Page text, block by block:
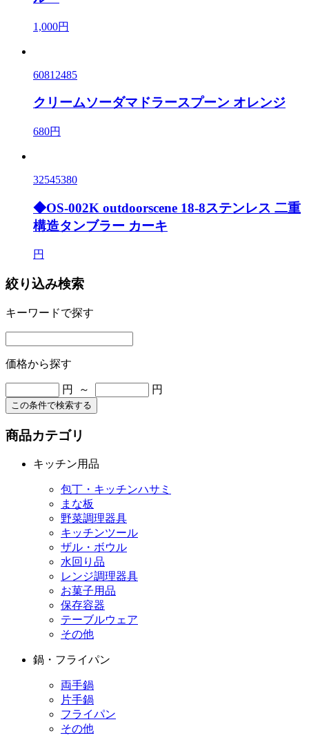
1,000円
60812485
クリームソーダマドラースプーン オレンジ
680円
32545380
◆OS-002K outdoorscene 18-8ステンレス 二重
構造タンブラー カーキ
円
絞り込み検索
キーワードで探す
価格から探す
円 ～ 円
この条件で検索する
商品カテゴリ
キッチン用品
包丁・キッチンハサミ
まな板
野菜調理器具
キッチンツール
ザル・ボウル
水回り品
レンジ調理器具
お菓子用品
保存容器
テーブルウェア
その他
鍋・フライパン
両手鍋
片手鍋
フライパン
その他